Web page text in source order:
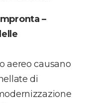
–
aereo causano
di